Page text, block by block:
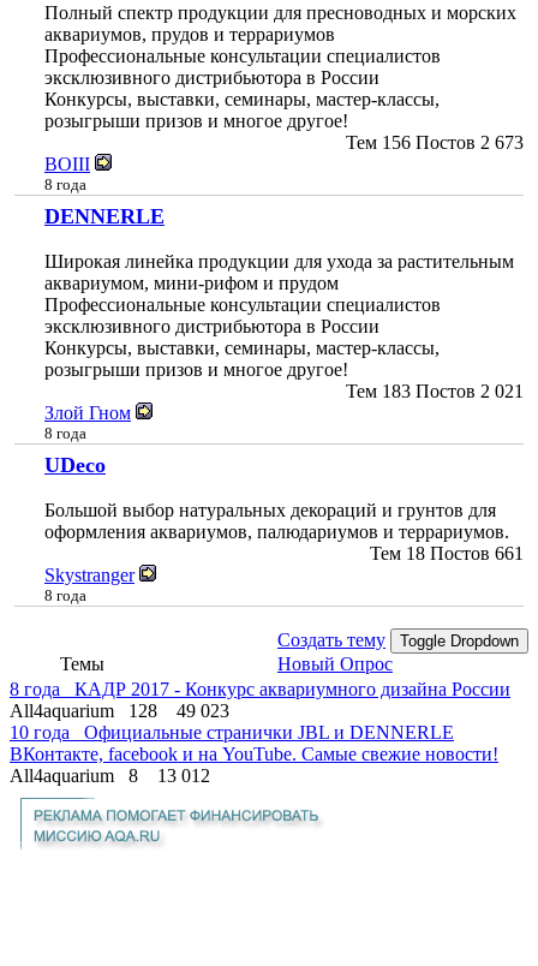
Полный спектр продукции для пресноводных и морских
аквариумов, прудов и террариумов
Профессиональные консультации специалистов
эксклюзивного дистрибьютора в России
Конкурсы, выставки, семинары, мастер-классы,
розыгрыши призов и многое другое!
Тем 156 Постов 2 673
BOIII
8 года
DENNERLE
Широкая линейка продукции для ухода за растительным
аквариумом, мини-рифом и прудом
Профессиональные консультации специалистов
эксклюзивного дистрибьютора в России
Конкурсы, выставки, семинары, мастер-классы,
розыгрыши призов и многое другое!
Тем 183 Постов 2 021
Злой Гном
8 года
UDeco
Большой выбор натуральных декораций и грунтов для
оформления аквариумов, палюдариумов и террариумов.
Тем 18 Постов 661
Skystranger
8 года
Создать тему Toggle Dropdown
Новый Опрос
Темы
8 года
КАДР 2017 - Конкурс аквариумного дизайна России
All4aquarium
128
49 023
10 года
Официальные странички JBL и DENNERLE
ВКонтакте, facebook и на YouTube. Самые свежие новости!
All4aquarium
8 13 012